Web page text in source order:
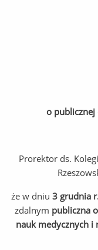
o
Prorektor ds.
że w dniu 3 grudnia
zdalnym publiczna
nauk medycznych